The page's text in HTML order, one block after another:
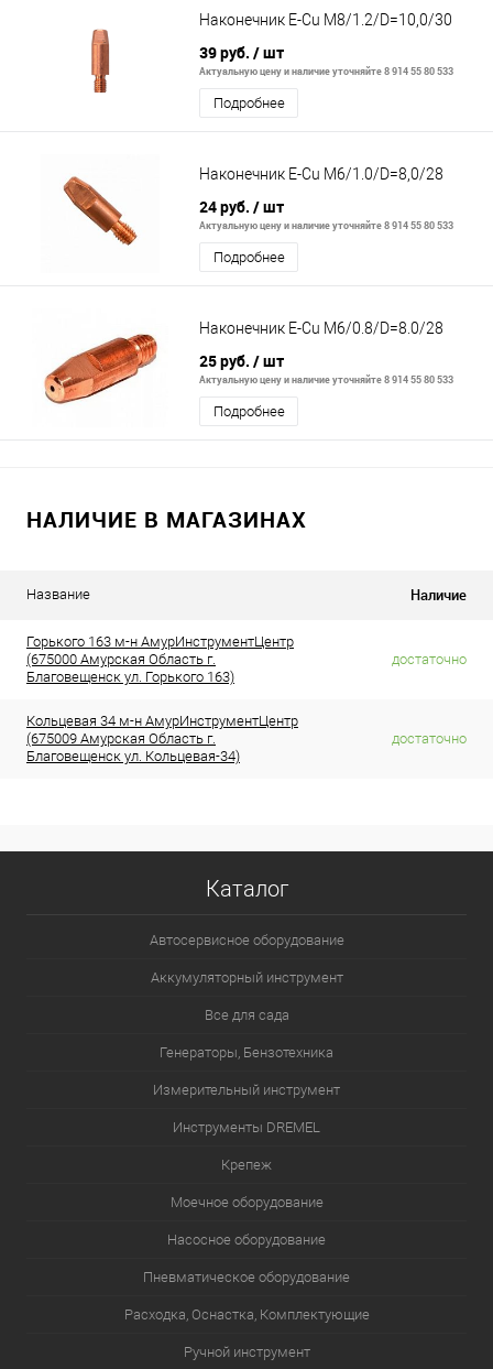
Наконечник E-Cu М8/1.2/D=10,0/30
39 руб. / шт
Актуальную цену и наличие уточняйте 8 914 55 80 533
Подробнее
Наконечник E-Cu М6/1.0/D=8,0/28
24 руб. / шт
Актуальную цену и наличие уточняйте 8 914 55 80 533
Подробнее
Наконечник E-Cu М6/0.8/D=8.0/28
25 руб. / шт
Актуальную цену и наличие уточняйте 8 914 55 80 533
Подробнее
НАЛИЧИЕ В МАГАЗИНАХ
Название Наличие
Горького 163 м-н АмурИнструментЦентр
(675000 Амурская Область г.
Благовещенск ул. Горького 163)
достаточно
Кольцевая 34 м-н АмурИнструментЦентр
(675009 Амурская Область г.
Благовещенск ул. Кольцевая-34)
достаточно
Каталог
Автосервисное оборудование
Аккумуляторный инструмент
Все для сада
Генераторы, Бензотехника
Измерительный инструмент
Инструменты DREMEL
Крепеж
Моечное оборудование
Насосное оборудование
Пневматическое оборудование
Расходка, Оснастка, Комплектующие
Ручной инструмент